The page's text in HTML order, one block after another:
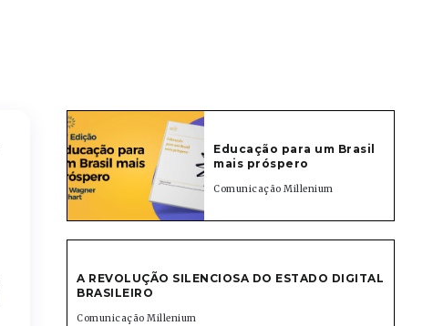
Educação para um Brasil
mais próspero
Comunicação Millenium
A REVOLUÇÃO SILENCIOSA DO ESTADO DIGITAL
BRASILEIRO
Comunicação Millenium